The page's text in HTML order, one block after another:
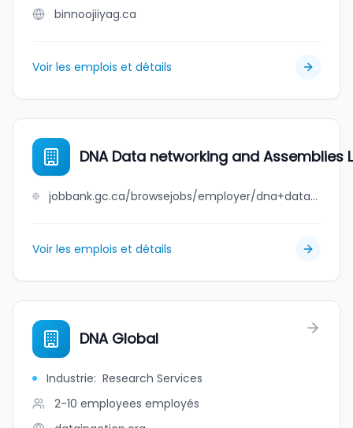
binnoojiiyag.ca
Voir les emplois et détails
DNA Data networking and Assemblies
jobbank.gc.ca/browsejobs/employer/dna+data+networking+and+assemblies+ltd./ca
Voir les emplois et détails
DNA Global
Industrie: Research Services
2-10 employees employés